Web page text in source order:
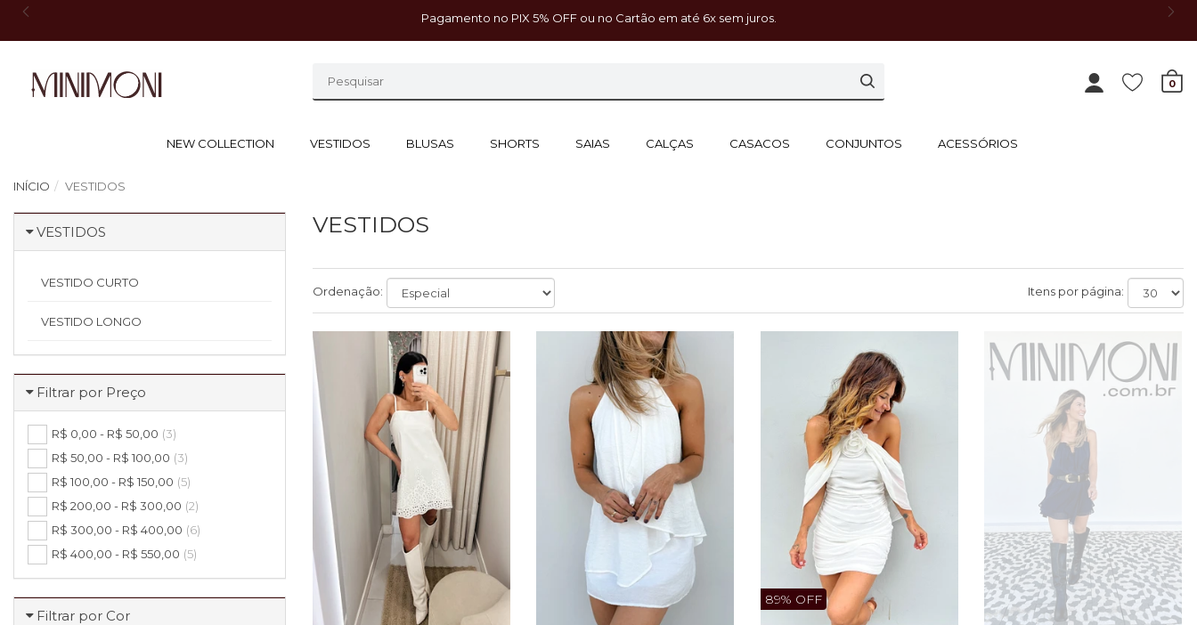
Pagamento no PIX 5% OFF ou no Cartão em até 6x sem juros.
0
NEW COLLECTION VESTIDOS BLUSAS SHORTS SAIAS CALÇAS CASACOS CONJUNTOS ACESSÓRIOS
INÍCIO VESTIDOS
VESTIDOS
VESTIDO CURTO
VESTIDO LONGO
Filtrar por Preço
R$ 0,00 - R$ 50,00 (3)
R$ 50,00 - R$ 100,00 (3)
R$ 100,00 - R$ 150,00 (5)
R$ 200,00 - R$ 300,00 (2)
R$ 300,00 - R$ 400,00 (6)
R$ 400,00 - R$ 550,00 (5)
Filtrar por Cor
VESTIDOS
Ordenação: Itens por página:
89% OFF